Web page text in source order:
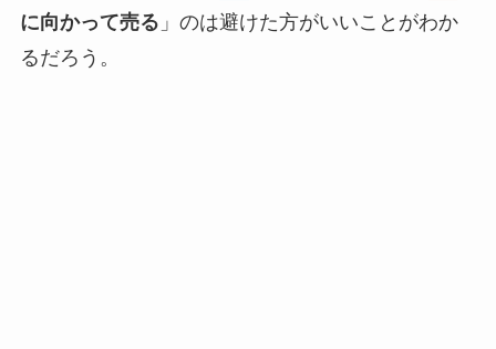
に向かって売る 」のは避けた方がいいことがわか
るだろう。